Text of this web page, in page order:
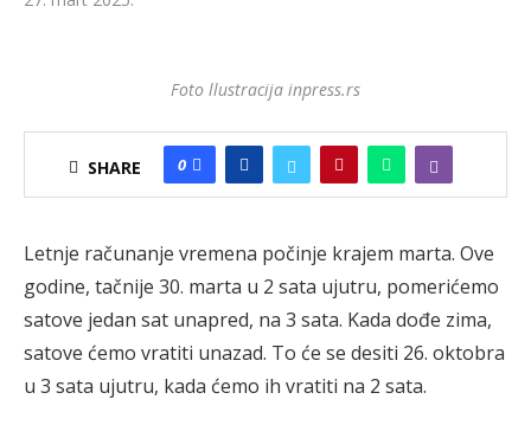
Foto llustracija inpress.rs
SHARE 0
Letnje računanje vremena počinje krajem marta. Ove
godine, tačnije 30. marta u 2 sata ujutru, pomerićemo
satove jedan sat unapred, na 3 sata. Kada dođe zima,
satove ćemo vratiti unazad. To će se desiti 26. oktobra
u 3 sata ujutru, kada ćemo ih vratiti na 2 sata.